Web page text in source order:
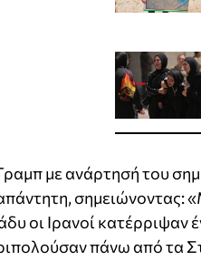
με ανάρτησή του
σημειώνοντας:
οι Ιρανοί κατέρριψαν
πάνω από τα